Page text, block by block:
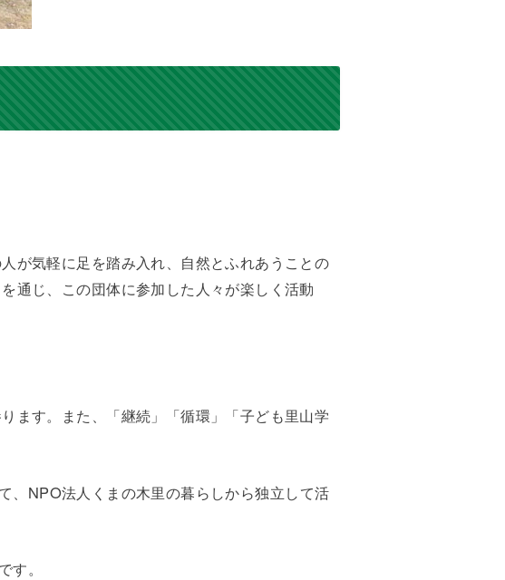
が気軽に足を踏み入れ、自然とふれあうことの
通じ、この団体に参加した人々が楽しく活動
ます。また、「継続」「循環」「子ども里山学
、NPO法人くまの木里の暮らしから独立して活
す。